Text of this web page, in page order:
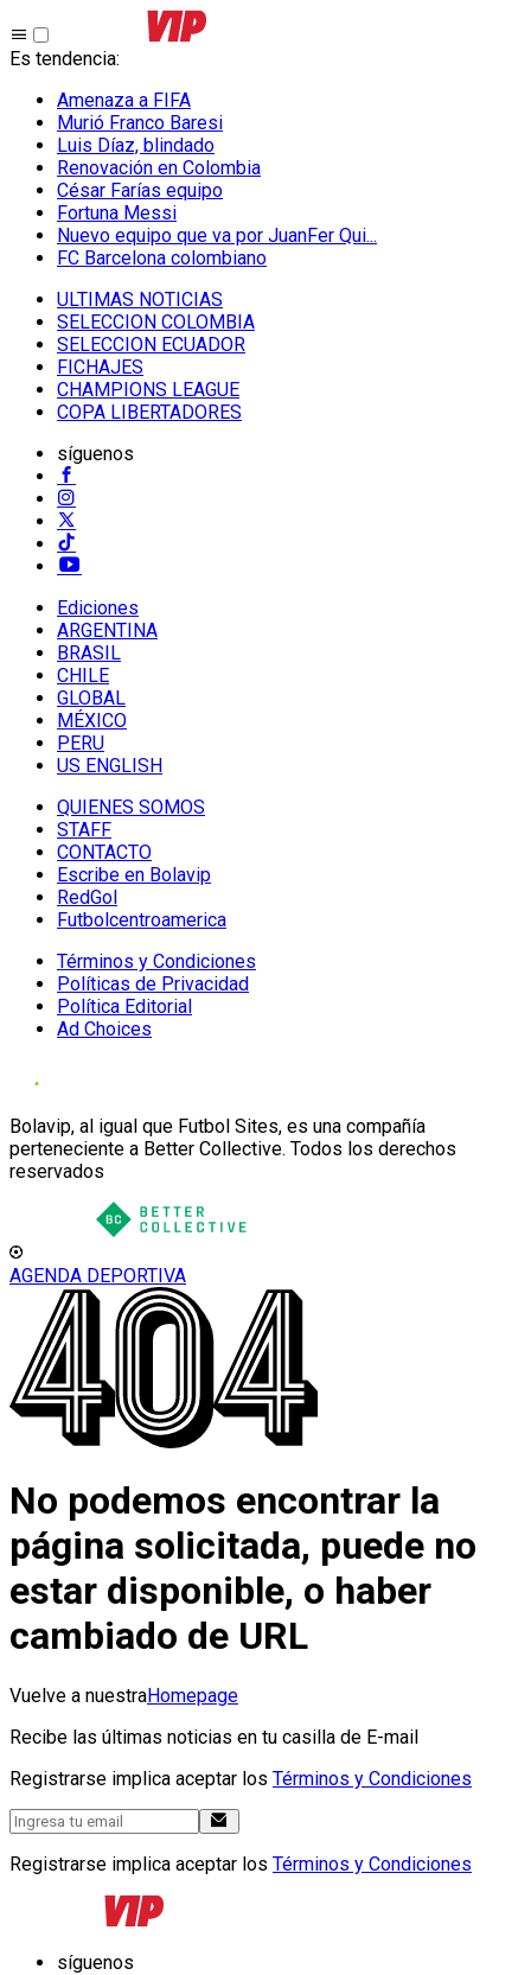
Es tendencia:
Amenaza a FIFA
Murió Franco Baresi
Luis Díaz, blindado
Renovación en Colombia
César Farías equipo
Fortuna Messi
Nuevo equipo que va por JuanFer Qui...
FC Barcelona colombiano
ULTIMAS NOTICIAS
SELECCION COLOMBIA
SELECCION ECUADOR
FICHAJES
CHAMPIONS LEAGUE
COPA LIBERTADORES
síguenos
Ediciones
ARGENTINA
BRASIL
CHILE
GLOBAL
MÉXICO
PERU
US ENGLISH
QUIENES SOMOS
STAFF
CONTACTO
Escribe en Bolavip
RedGol
Futbolcentroamerica
Términos y Condiciones
Políticas de Privacidad
Política Editorial
Ad Choices
Bolavip, al igual que Futbol Sites, es una compañía
perteneciente a Better Collective. Todos los derechos
reservados
AGENDA DEPORTIVA
No podemos encontrar la
página solicitada, puede no
estar disponible, o haber
cambiado de URL
Vuelve a nuestraHomepage
Recibe las últimas noticias en tu casilla de E-mail
Registrarse implica aceptar los Términos y Condiciones
Registrarse implica aceptar los Términos y Condiciones
síguenos